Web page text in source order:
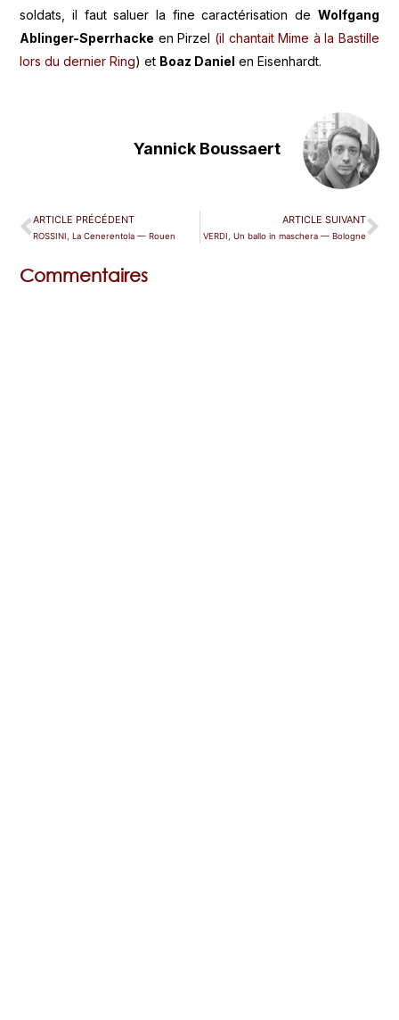
soldats, il faut saluer la fine caractérisation de Wolfgang
Ablinger-Sperrhacke en Pirzel (il chantait Mime à la Bastille
lors du dernier Ring) et Boaz Daniel en Eisenhardt.
Yannick Boussaert
ARTICLE PRÉCÉDENT
ROSSINI, La Cenerentola — Rouen
ARTICLE SUIVANT
VERDI, Un ballo in maschera — Bologne
Commentaires